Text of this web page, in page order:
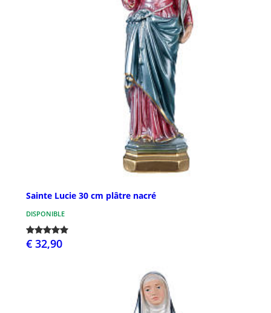
Sainte Lucie 30 cm plâtre nacré
DISPONIBLE
€ 32,90